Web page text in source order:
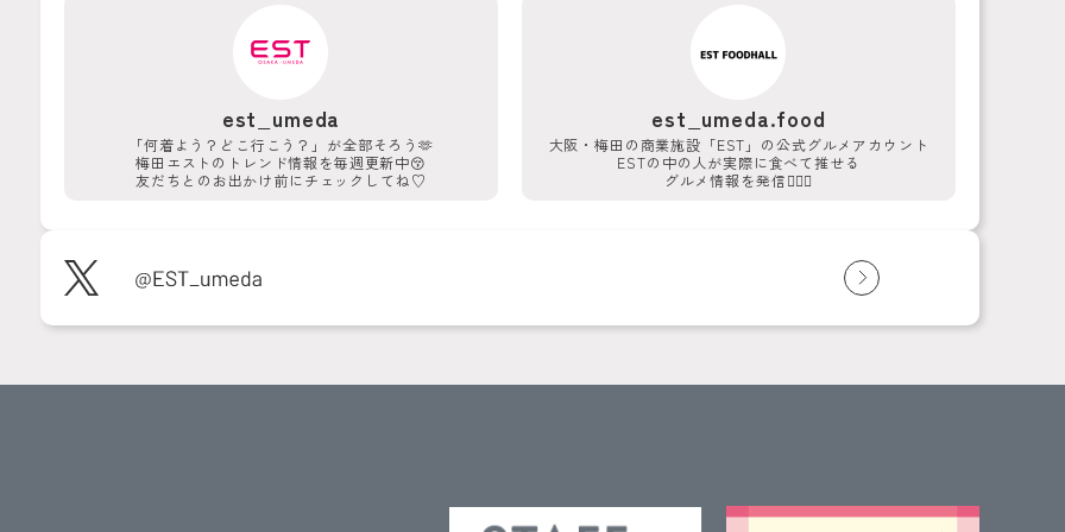
est_umeda
「何着よう？どこ行こう？」が全部そろう🫶
梅田エストのトレンド情報を毎週更新中😚
友だちとのお出かけ前にチェックしてね♡
est_umeda.food
大阪・梅田の商業施設「EST」の公式グルメアカウント
ESTの中の人が実際に食べて推せる
グルメ情報を発信💁‍♀️✨